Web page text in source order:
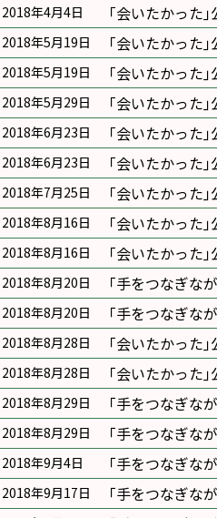
2018年4月4日 ｢会いたかった｣
2018年5月19日 ｢会いたかった｣
2018年5月19日 ｢会いたかった｣
2018年5月29日 ｢会いたかった｣
2018年6月23日 ｢会いたかった｣
2018年6月23日 ｢会いたかった
2018年7月25日 ｢会いたかった｣
2018年8月16日 ｢会いたかった｣
2018年8月16日 ｢会いたかった｣
2018年8月20日 ｢手をつなぎな
2018年8月20日 ｢手をつなぎな
2018年8月28日 ｢会いたかった｣
2018年8月28日 ｢会いたかった｣
2018年8月29日 ｢手をつなぎな
2018年8月29日 ｢手をつなぎな
2018年9月4日 ｢手をつなぎな
2018年9月17日 ｢手をつなぎな